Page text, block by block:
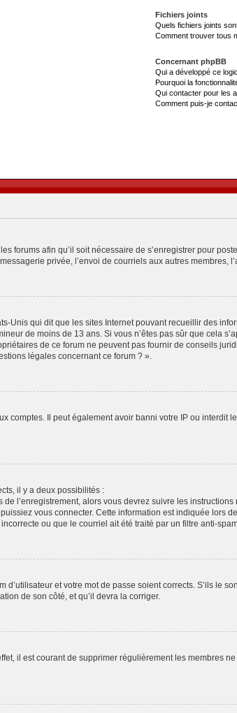
Fichiers joints
Quels fichiers joints
Comment trouver tous
Concernant phpBB
Qui a développé ce
Pourquoi la
Qui contacter pour les
Comment puis-je
forums afin qu’il soit nécessaire de s’enregistrer pour
privée, l’envoi de courriels aux autres membres,
Unis qui dit que les sites Internet pouvant recueillir des
de moins de 13 ans. Si vous n’êtes pas sûr que cela
de ce forum ne peuvent pas fournir de conseils
légales concernant ce forum ? ».
comptes. Il peut également avoir banni votre IP ou
il y a deux possibilités :
l’enregistrement, alors vous devrez suivre les
vous connecter. Cette information est indiquée lors
ou que le courriel ait été traité par un filtre anti-
et votre mot de passe soient corrects. S’ils le
de son côté, et qu’il devra la corriger.
il est courant de supprimer régulièrement les membres